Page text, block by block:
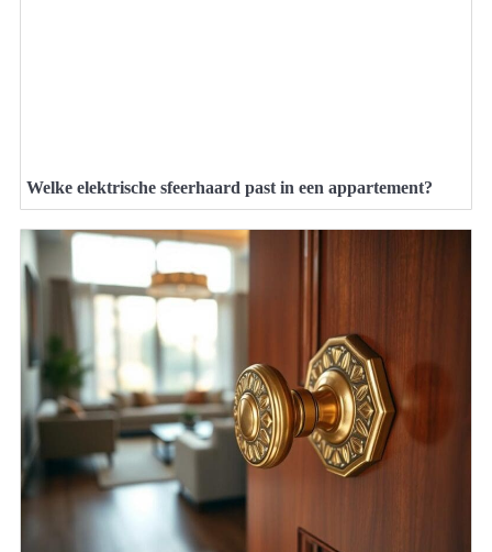
Welke elektrische sfeerhaard past in een appartement?